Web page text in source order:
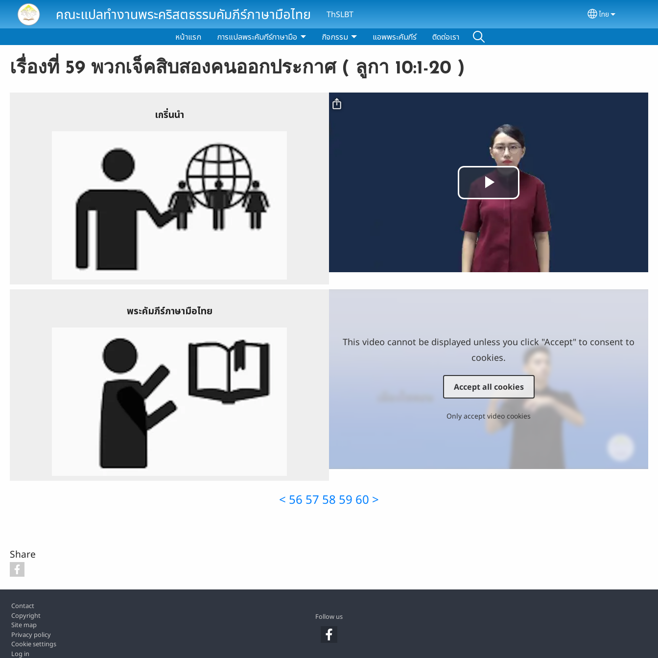
Skip to main contentคณะแปลทำงานพระคริสตธรรมคัมภีร์ภาษามือไทย ThSLBT Select your
ไทย
หน้าแรก การแปลพระคัมภีร์ภาษามือ กิจกรรม แอพพระคัมภีร์ ติดต่อเรา
เรื่องที่ 59 พวกเจ็คสิบสองคนออกประกาศ ( ลูกา 10:1-20 )
เกริ่นนำ
Video file
Play
Video
พระคัมภีร์ภาษามือไทย
This video cannot be displayed unless you click "Accept" to consent to
cookies.
Accept all cookies
Only accept video cookies
< 56 57 58 59 60 >
Share
Contact
Copyright
Site map
Privacy policy
Cookie settings
Log in
Follow us